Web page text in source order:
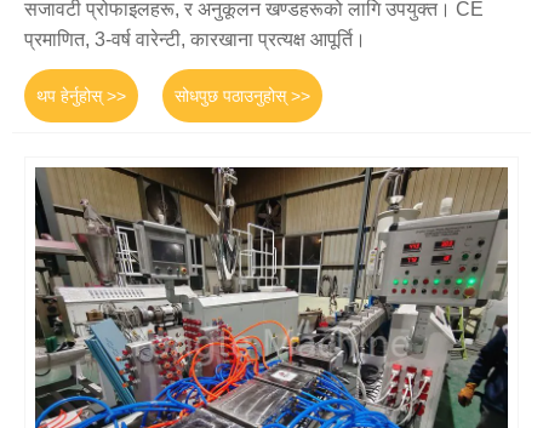
सजावटी प्रोफाइलहरू, र अनुकूलन खण्डहरूको लागि उपयुक्त। CE
प्रमाणित, 3-वर्ष वारेन्टी, कारखाना प्रत्यक्ष आपूर्ति।
थप हेर्नुहोस् >> सोधपुछ पठाउनुहोस् >>